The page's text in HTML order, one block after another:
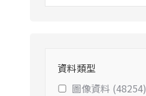
資料類型
圖像資料 (48254)